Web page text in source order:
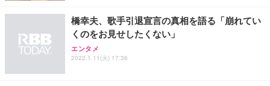
橋幸夫、歌手引退宣言の真相を語る「崩れてい
くのをお見せしたくない」
エンタメ
2022.1.11(火) 17:36